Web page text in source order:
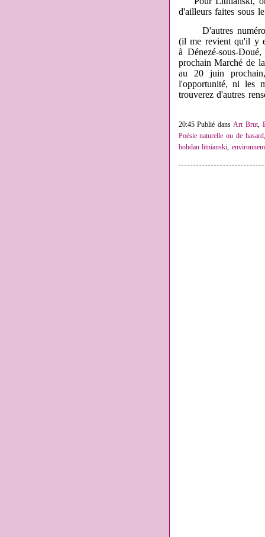
d'ailleurs faites sous
D'autres numéros
(il me revient qu'il y
à Dénezé-sous-
prochain Marché de
au 20 juin
l'opportunité, ni les
trouverez d'autres
20:45 Publié dansArt Brut,
Poésie naturelle ou de
bohdan litnianski,